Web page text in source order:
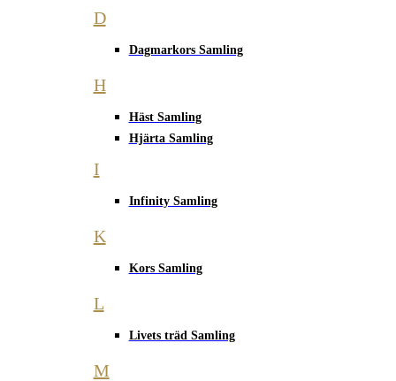
D
Dagmarkors Samling
H
Häst Samling
Hjärta Samling
I
Infinity Samling
K
Kors Samling
L
Livets träd Samling
M